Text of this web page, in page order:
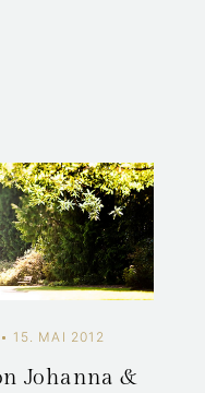
15. MAI 2012
Johanna &